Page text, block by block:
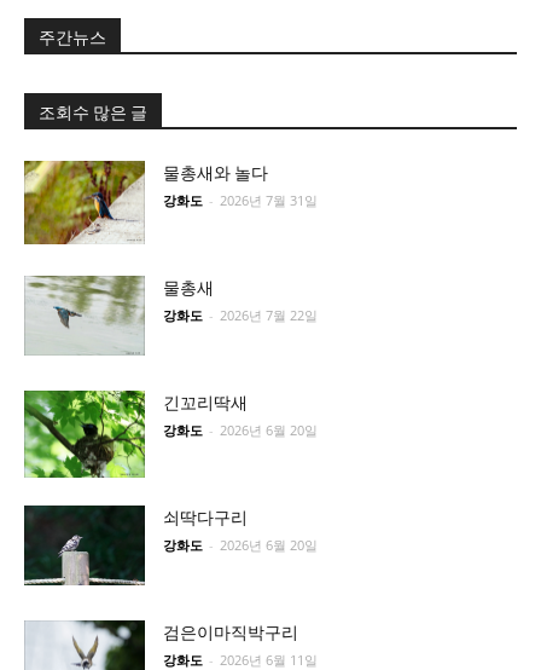
주간뉴스
조회수 많은 글
물총새와 놀다
강화도 - 2026년 7월 31일
물총새
강화도 - 2026년 7월 22일
긴꼬리딱새
강화도 - 2026년 6월 20일
쇠딱다구리
강화도 - 2026년 6월 20일
검은이마직박구리
강화도 - 2026년 6월 11일